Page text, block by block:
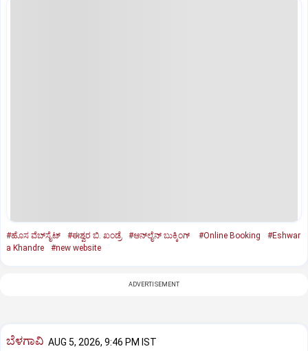
#ಹೊಸ ವೆಬ್‌ಸೈಟ್‌ #ಈಶ್ವರ ಬಿ. ಖಂಡ್ರೆ #ಆನ್‌ಲೈನ್‌ ಬುಕ್ಕಿಂಗ್‌ #Online Booking
#Eshwar
a Khandre
#new website
ADVERTISEMENT
ಬೆಳಗಾವಿ AUG 5, 2026, 9:46 PM IST